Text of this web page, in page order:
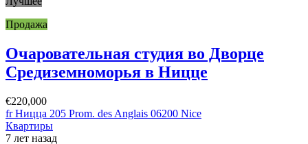
Продажа
Очаровательная студия во Дворце
Средиземноморья в Ницце
€220,000
fr Ницца 205 Prom. des Anglais 06200 Nice
Квартиры
7 лет назад